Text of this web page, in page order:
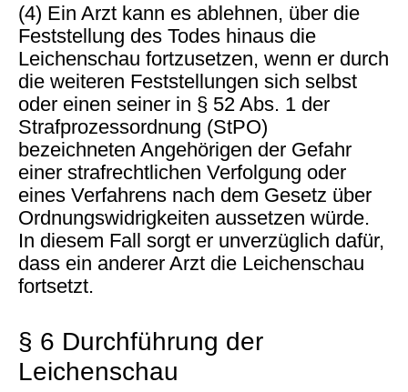
(4) Ein Arzt kann es ablehnen, über die
Feststellung des Todes hinaus die
Leichenschau fortzusetzen, wenn er durch
die weiteren Feststellungen sich selbst
oder einen seiner in § 52 Abs. 1 der
Strafprozessordnung (StPO)
bezeichneten Angehörigen der Gefahr
einer strafrechtlichen Verfolgung oder
eines Verfahrens nach dem Gesetz über
Ordnungswidrigkeiten aussetzen würde.
In diesem Fall sorgt er unverzüglich dafür,
dass ein anderer Arzt die Leichenschau
fortsetzt.
§ 6 Durchführung der
Leichenschau